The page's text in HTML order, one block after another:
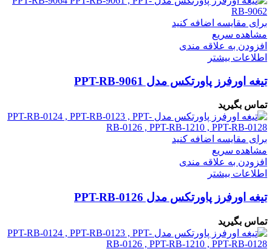
برای مقایسه اضافه کنید
مشاهده سریع
افزودن به علاقه مندی
اطلاعات بیشتر
تیغه اورفرز پاورتکس مدل PPT-RB-9061
تماس بگیرید
برای مقایسه اضافه کنید
مشاهده سریع
افزودن به علاقه مندی
اطلاعات بیشتر
تیغه اورفرز پاورتکس مدل PPT-RB-0126
تماس بگیرید